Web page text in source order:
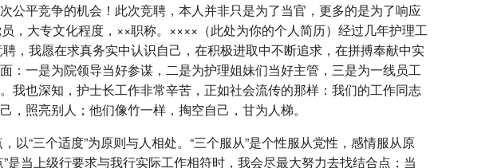
平竞争的机会！此次竞聘，本人并非只是为了当官，更多的是为了响应
，大专文化程度，××职称。××××（此处为你的个人简历）经过几年护理工
，我愿在求真务实中认识自己，在积极进取中不断追求，在拼搏奉献中实
一是为院领导当好参谋，二是为护理姐妹们当好主管，三是为一线员工
我也深知，护士长工作非常辛苦，正如社会流传的那样：我们的工作同志
照亮别人；他们像竹一样，掏空自己，甘为人梯。
以“三个适度”为原则与人相处。“三个服从”是个性服从党性，感情服从原
当上级行要求与我行实际工作相符时，我会尽最大努力去找结合点；当